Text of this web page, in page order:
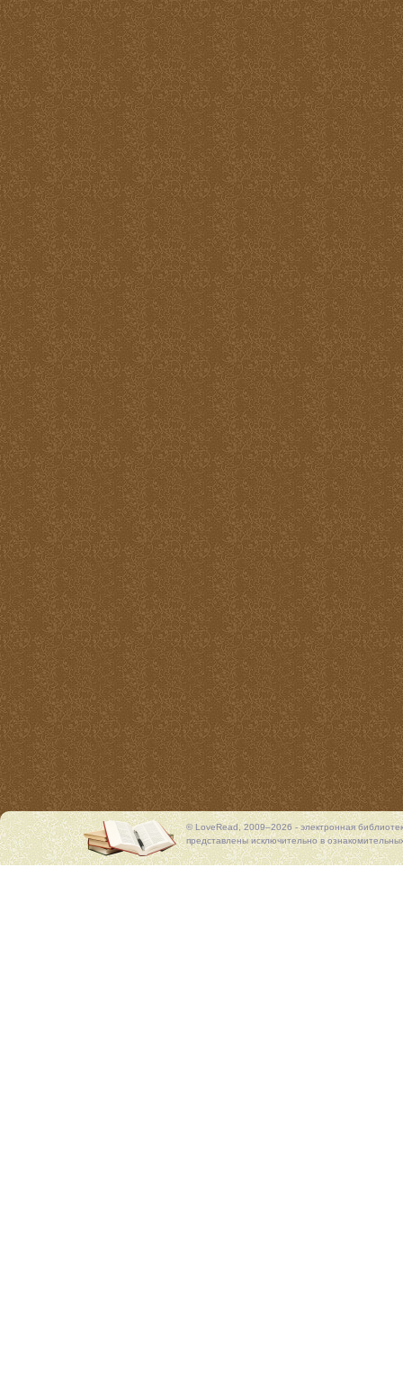
© LoveRead, 2009–2026 - электронная
представлены исключительно в